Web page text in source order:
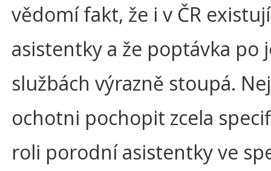
vědomí fakt, že i v ČR
asistentky a že poptávka po
službách výrazně stoupá.
ochotni pochopit zcela
roli porodní asistentky ve